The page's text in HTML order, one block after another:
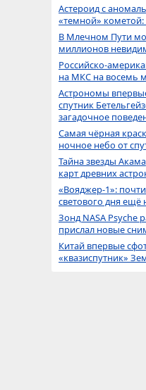
Астероид с
«темной» кометой:
В Млечном Пути
миллионов
Российско-
на МКС на восемь
Астрономы
спутник
загадочное
Самая чёрная
ночное небо от
Тайна звезды
карт древних
«Вояджер-1»: почти
светового дня ещё
Зонд NASA Psyche
прислал новые
Китай впервые
«квазиспутник»